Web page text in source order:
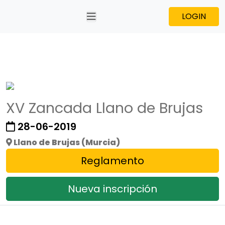
LOGIN
XV Zancada Llano de Brujas
28-06-2019
Llano de Brujas (Murcia)
Reglamento
Nueva inscripción